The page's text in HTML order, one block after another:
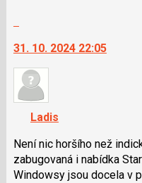
názor
další
nový
názor.
navigaci
lze
použít
i
klávesy
31. 10. 2024 22:05
Ladis
Není nic horšího než
zabugovaná i nabídka
Windowsy jsou docela v